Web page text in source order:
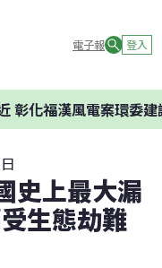
電子報 登入
福漢風電案環委建議
史上最大漏
生態劫難